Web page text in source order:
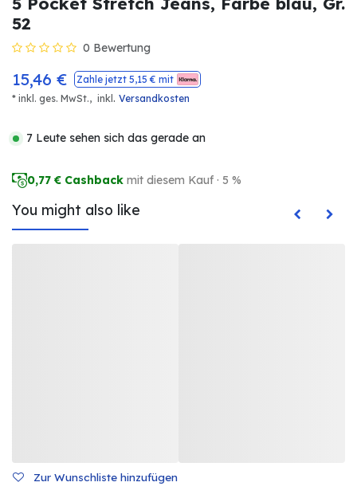
52
0 Bewertung
15,46 € Zahle jetzt 5,15 € mit
* inkl. ges. MwSt., inkl . Versandkosten
7 Leute sehen sich das gerade an
0,77 € Cashback mit diesem Kauf · 5 %
You might also like
Zur Wunschliste hinzufügen